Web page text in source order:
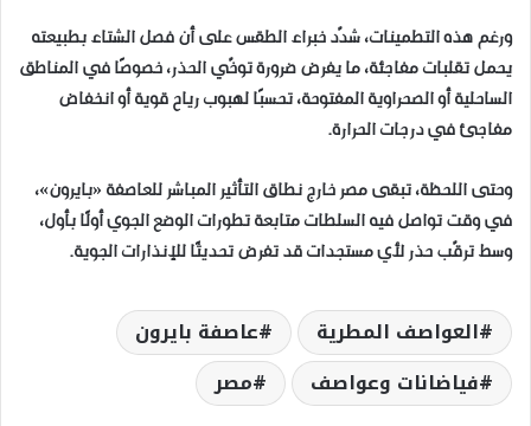
ورغم هذه التطمينات، شدّد خبراء الطقس على أن فصل الشتاء بطبيعته
يحمل تقلبات مفاجئة، ما يفرض ضرورة توخّي الحذر، خصوصًا في المناطق
الساحلية أو الصحراوية المفتوحة، تحسبًا لهبوب رياح قوية أو انخفاض
مفاجئ في درجات الحرارة.
وحتى اللحظة، تبقى مصر خارج نطاق التأثير المباشر للعاصفة «بايرون»،
في وقت تواصل فيه السلطات متابعة تطورات الوضع الجوي أولًا بأول،
وسط ترقّب حذر لأي مستجدات قد تفرض تحديثًا للإنذارات الجوية.
العواصف المطرية
عاصفة بايرون
فياضانات وعواصف
مصر